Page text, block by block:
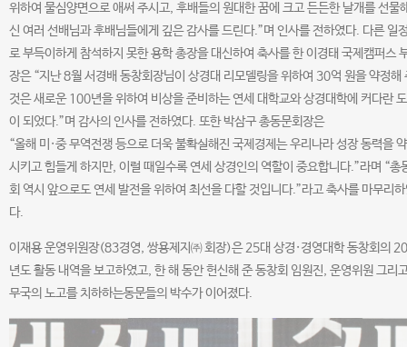
위하여 물심양면으로 애써 주시고, 후배들의 원대한 꿈에 크고 든든한 날개를 선물
신 여러 선배님과 후배님들에게 깊은 감사를 드린다.”며 인사를 전하였다. 다른 일
로 부득이하게 참석하지 못한 용학 총장을 대신하여 축사를 한 이경태 국제캠퍼스
장은 “지난 8월 서경배 동창회장님이 상경대 리모델링을 위하여 30억 원을 약정해
것은 새로운 100년을 위하여 비상을 준비하는 연세 대학교와 상경대학에 커다란
이 되었다.”며 감사의 인사를 전하였다. 또한 박삼구 총동문회장은
“올해 미·중 무역전쟁 등으로 더욱 불확실해진 국제경제는 우리나라 성장 동력을
시키고 힘들게 하지만, 이럴 때일수록 연세 상경인의 역할이 중요합니다.”라며 “총
회 역시 앞으로도 연세 발전을 위하여 최선을 다할 것입니다.”라고 축사를 마무리
다.
이재용 운영위원장(83경영, 쌍용제지㈜ 회장)은 25대 상경·경영대학 동창회의
년도 활동 내역을 보고하였고, 한 해 동안 헌신해 준 동창회 임원진, 운영위원 그리
무국의 노고를 치하하는동문들의 박수가 이어졌다.